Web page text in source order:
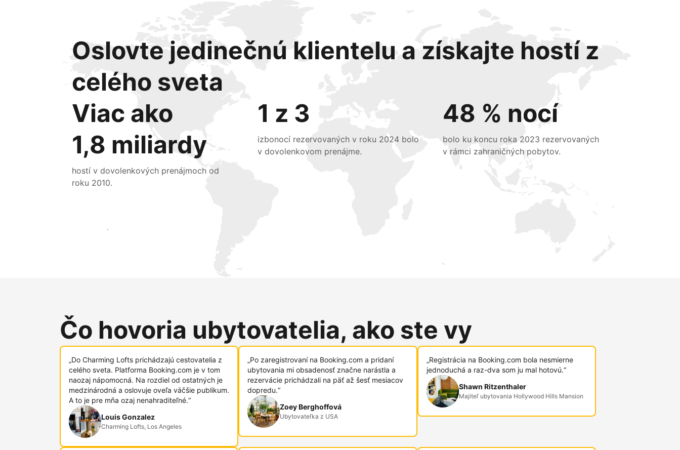
Oslovte jedinečnú klientelu a získajte hostí z
celého sveta
Viac ako
1,8 miliardy
hostí v dovolenkových prenájmoch od
roku 2010.
1 z 3
izbonocí rezervovaných v roku 2024 bolo
v dovolenkovom prenájme.
48 % nocí
bolo ku koncu roka 2023 rezervovaných
v rámci zahraničných pobytov.
Osloviť nových hostí
Čo hovoria ubytovatelia, ako ste vy
„Do Charming Lofts prichádzajú cestovatelia z
celého sveta. Platforma Booking.com je v tom
naozaj nápomocná. Na rozdiel od ostatných je
medzinárodná a oslovuje oveľa väčšie publikum.
A to je pre mňa ozaj nenahraditeľné.“
Louis Gonzalez
Charming Lofts, Los Angeles
„Po zaregistrovaní na Booking.com a pridaní
ubytovania mi obsadenosť značne narástla a
rezervácie prichádzali na päť až šesť mesiacov
dopredu.“
Zoey Berghoffová
Ubytovateľka z USA
„Registrácia na Booking.com bola nesmierne
jednoduchá a raz-dva som ju mal hotovú.“
Shawn Ritzenthaler
Majiteľ ubytovania Hollywood Hills Mansion